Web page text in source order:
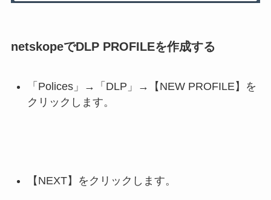
netskopeでDLP PROFILEを作成する
「Polices」→「DLP」→【NEW PROFILE】を
クリックします。
【NEXT】をクリックします。